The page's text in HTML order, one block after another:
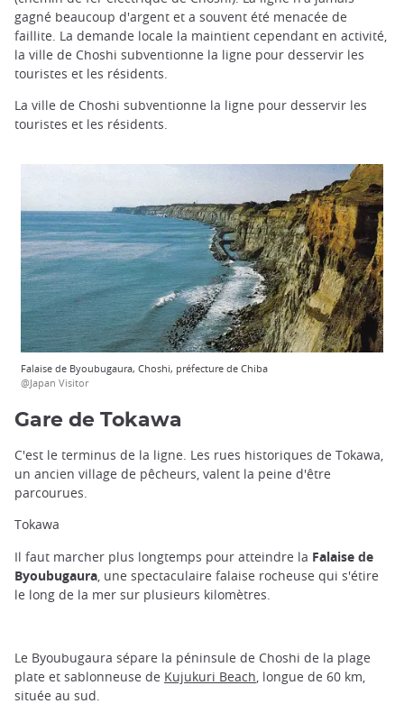
gagné beaucoup d'argent et a souvent été menacée de
faillite. La demande locale la maintient cependant en activité,
la ville de Choshi subventionne la ligne pour desservir les
touristes et les résidents.
La ville de Choshi subventionne la ligne pour desservir les
touristes et les résidents.
Falaise de Byoubugaura, Choshi, préfecture de Chiba
@Japan Visitor
Gare de Tokawa
C'est le terminus de la ligne. Les rues historiques de Tokawa,
un ancien village de pêcheurs, valent la peine d'être
parcourues.
Tokawa
Il faut marcher plus longtemps pour atteindre la Falaise de
Byoubugaura , une spectaculaire falaise rocheuse qui s'étire
le long de la mer sur plusieurs kilomètres.
Le Byoubugaura sépare la péninsule de Choshi de la plage
plate et sablonneuse de Kujukuri Beach, longue de 60 km,
située au sud.